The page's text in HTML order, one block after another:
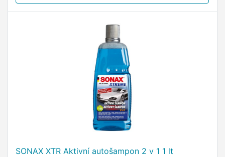
SONAX XTR Aktivní autošampon 2 v 1 1 lt